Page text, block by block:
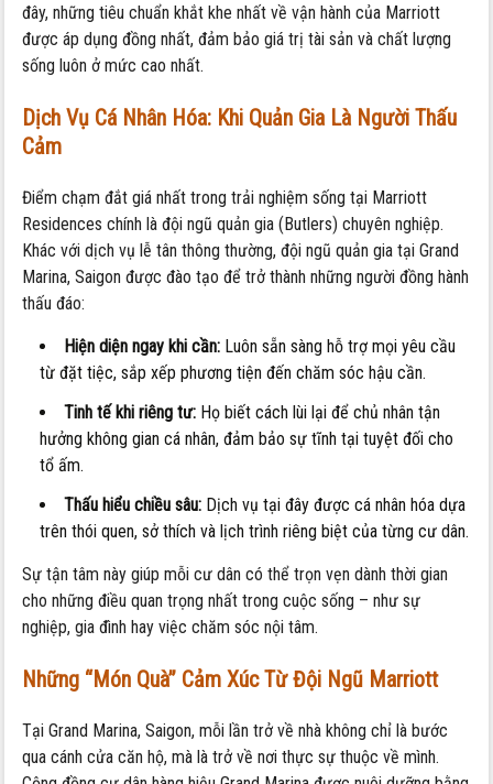
đây, những tiêu chuẩn khắt khe nhất về vận hành của Marriott
được áp dụng đồng nhất, đảm bảo giá trị tài sản và chất lượng
sống luôn ở mức cao nhất.
Dịch Vụ Cá Nhân Hóa: Khi Quản Gia Là Người Thấu
Cảm
Điểm chạm đắt giá nhất trong trải nghiệm sống tại Marriott
Residences chính là đội ngũ quản gia (Butlers) chuyên nghiệp.
Khác với dịch vụ lễ tân thông thường, đội ngũ quản gia tại Grand
Marina, Saigon được đào tạo để trở thành những người đồng hành
thấu đáo:
Hiện diện ngay khi cần: Luôn sẵn sàng hỗ trợ mọi yêu cầu
từ đặt tiệc, sắp xếp phương tiện đến chăm sóc hậu cần.
Tinh tế khi riêng tư: Họ biết cách lùi lại để chủ nhân tận
hưởng không gian cá nhân, đảm bảo sự tĩnh tại tuyệt đối cho
tổ ấm.
Thấu hiểu chiều sâu: Dịch vụ tại đây được cá nhân hóa dựa
trên thói quen, sở thích và lịch trình riêng biệt của từng cư dân.
Sự tận tâm này giúp mỗi cư dân có thể trọn vẹn dành thời gian
cho những điều quan trọng nhất trong cuộc sống – như sự
nghiệp, gia đình hay việc chăm sóc nội tâm.
Những “Món Quà” Cảm Xúc Từ Đội Ngũ Marriott
Tại Grand Marina, Saigon, mỗi lần trở về nhà không chỉ là bước
qua cánh cửa căn hộ, mà là trở về nơi thực sự thuộc về mình.